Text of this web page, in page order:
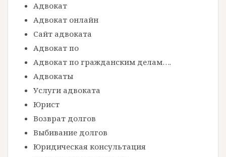
Адвокат
Адвокат онлайн
Сайт адвоката
Адвокат по
Адвокат по гражданским делам….
Адвокаты
Услуги адвоката
Юрист
Возврат долгов
Выбивание долгов
Юридическая консультация